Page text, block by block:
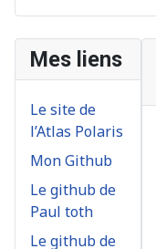
Mes liens
Le site de
l’Atlas Polaris
Mon Github
Le github de
Paul toth
Le github de